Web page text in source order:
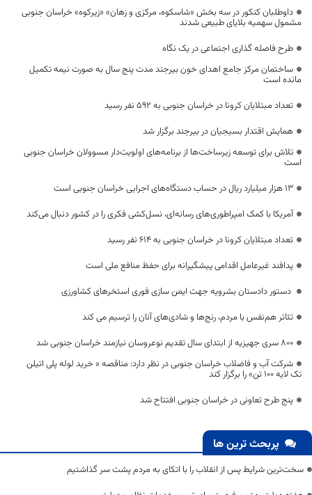
داوطلبان کنکور در سه بخش «شاسکوه، مرکزی و زهان» «زیرکوه» خراسان جنوبی
مشمول سهمیه بلایای طبیعی شدند
طرح فاصله گذاری اجتماعی در یک نگاه
ساختمان مرکز جامع اهدای خون بیرجند مدت پنج سال به صورت نیمه تکمیل
مانده است
تعداد مبتلایان کرونا در خراسان جنوبی به 592 نفر رسید
همایش اقتدار بسیجیان در بیرجند برگزار شد
تلاش برای توسعه زیرساخت‌ها از برنامه‌های اولویت‌دار مسوولان خراسان جنوبی
است
۱۳ هزار میلیارد ریال در حساب دستگاه‌های اجرایی خراسان جنوبی است
آمریکا با کمک امپراطوری‌های رسانه‌ای، نسل‌کشی فکری را در کشور دنبال می‌کند
تعداد مبتلایان کرونا در خراسان جنوبی به 614 نفر رسید
پدافند غیرعامل اقدامی پیشگیرانه برای حفظ منافع ملی است
‍ دستور دادستان بشرویه جهت ایمن سازی فوری استخرهای کشاورزی
تئاتر هم‌نفس با مردم، رنج‌ها و شادی‌های آنان را ترسیم می کند
۸۰۰ سری جهیزیه از ابتدای سال تقدیم نوعروسان نیازمند خراسان جنوبی شد
شرکت آب و فاضلاب خراسان جنوبی در نظر دارد: مناقصه « خرید لوله پلی اتیلن
تک لایه 100 تن» را برگزار کند
پنج طرح تعاونی در خراسان جنوبی افتتاح شد
پربحث ترین ها
سخت‌ترین شرایط پس از انقلاب را با اتکای به مردم پشت سر گذاشتیم